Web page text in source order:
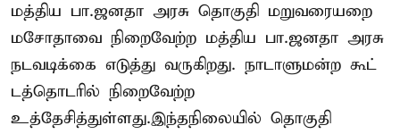
மத்திய பா.ஜனதா அரசு தொகுதி மறுவரையறை
மசோதாவை நிறைவேற்ற மத்திய பா.ஜனதா அரசு
நடவடிக்கை எடுத்து வருகிறது. நாடாளுமன்ற கூட்
டத்தொடரில் நிறைவேற்ற
உத்தேசித்துள்ளது.இந்தநிலையில் தொகுதி